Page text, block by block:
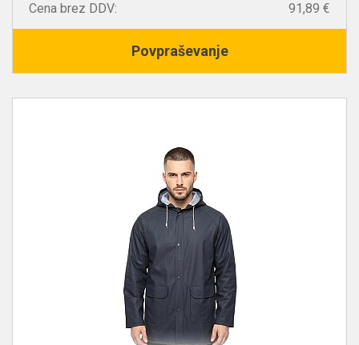
Cena brez DDV:
91,89 €
Povpraševanje